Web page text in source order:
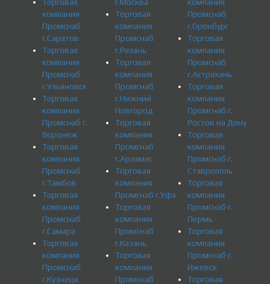
компания
Промснаб
г.Саратов
Торговая
компания
Промснаб
г.Ульяновск
Торговая
компания
Промснаб г.
Воронеж
Торговая
компания
Промснаб
г.Тамбов
Торговая
компания
Промснаб
г.Самара
Торговая
компания
Промснаб
г.Кузнецк
Торговая
компания
Промснаб
г.Рязань
Торговая
компания
Промснаб
г.Нижний
Новгород
Торговая
компания
Промснаб
г.Арзамас
Торговая
компания
Промснаб г.Уфа
Торговая
компания
Промснаб
г.Казань
Торговая
компания
Промснаб
Промснаб
г.Оренбург
Торговая
компания
Промснаб
г.Астрахань
Торговая
компания
Промснаб г.
Ростов на Дону
Торговая
компания
Промснаб г.
Ставрополь
Торговая
компания
Промснаб г.
Пермь
Торговая
компания
Промснаб г.
Ижевск
Торговая